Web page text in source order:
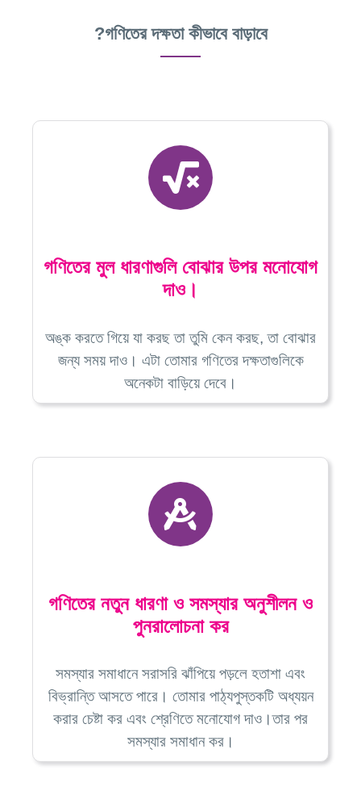
গণিতের দক্ষতা কীভাবে বাড়াবে?
গণিতের মুল ধারণাগুলি বোঝার উপর মনোযোগ
দাও।
অঙ্ক করতে গিয়ে যা করছ তা তুমি কেন করছ, তা বোঝার
জন্য সময় দাও। এটা তোমার গণিতের দক্ষতাগুলিকে
অনেকটা বাড়িয়ে দেবে।
গণিতের নতুন ধারণা ও সমস্যার অনুশীলন ও
পুনরালোচনা কর
সমস্যার সমাধানে সরাসরি ঝাঁপিয়ে পড়লে হতাশা এবং
বিভ্রান্তি আসতে পারে। তোমার পাঠ্যপুস্তকটি অধ্যয়ন
করার চেষ্টা কর এবং শ্রেণিতে মনোযোগ দাও।তার পর
সমস্যার সমাধান কর।